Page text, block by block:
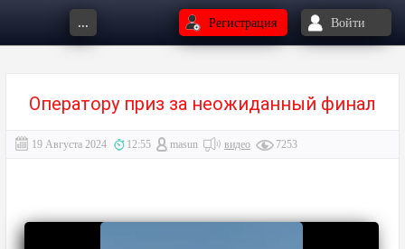
... Регистрация Войти
Оператору приз за неожиданный финал
19 Августа 2024 12:55 masun видео 7253